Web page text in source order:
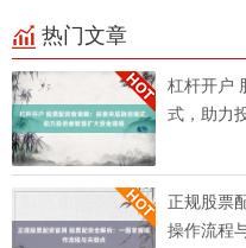
热门文章
杠杆开户
式，助力
正规股票
操作流程